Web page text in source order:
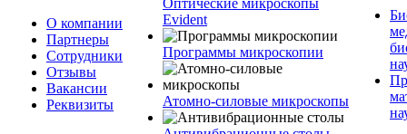
О компании
Партнеры
Сотрудники
Отзывы
Вакансии
Реквизиты
Оптические микроскопы
Evident
Программы микроскопии
Атомно-силовые микроскопы